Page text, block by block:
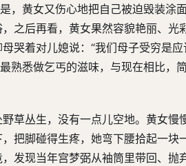
，黄女又伤心地把自己被迫毁装涂
之后再看，黄女果然容貌艳丽、光
哭着对儿媳说：“我们母子受穷是
熟悉做乞丐的滋味，与现在相比，
草丛生，没有一点儿空地。黄女慢
把脚碰得生疼，她弯下腰拾起一
发现当年宫梦弼从袖筒里带回、抛